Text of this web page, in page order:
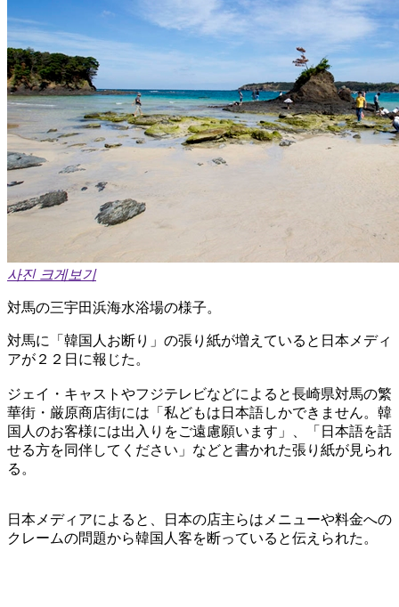
사진 크게보기
対馬の三宇田浜海水浴場の様子。
対馬に「韓国人お断り」の張り紙が増えていると日本メディ
アが２２日に報じた。
ジェイ・キャストやフジテレビなどによると長崎県対馬の繁
華街・厳原商店街には「私どもは日本語しかできません。韓
国人のお客様には出入りをご遠慮願います」、「日本語を話
せる方を同伴してください」などと書かれた張り紙が見られ
る。
日本メディアによると、日本の店主らはメニューや料金への
クレームの問題から韓国人客を断っていると伝えられた。